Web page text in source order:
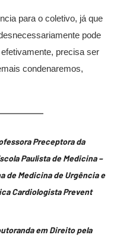
para o coletivo, já que
pode
precisa ser
condenaremos,
Preceptora da
Paulista de Medicina –
de Medicina de Urgência e
Cardiologista Prevent
em Direito pela